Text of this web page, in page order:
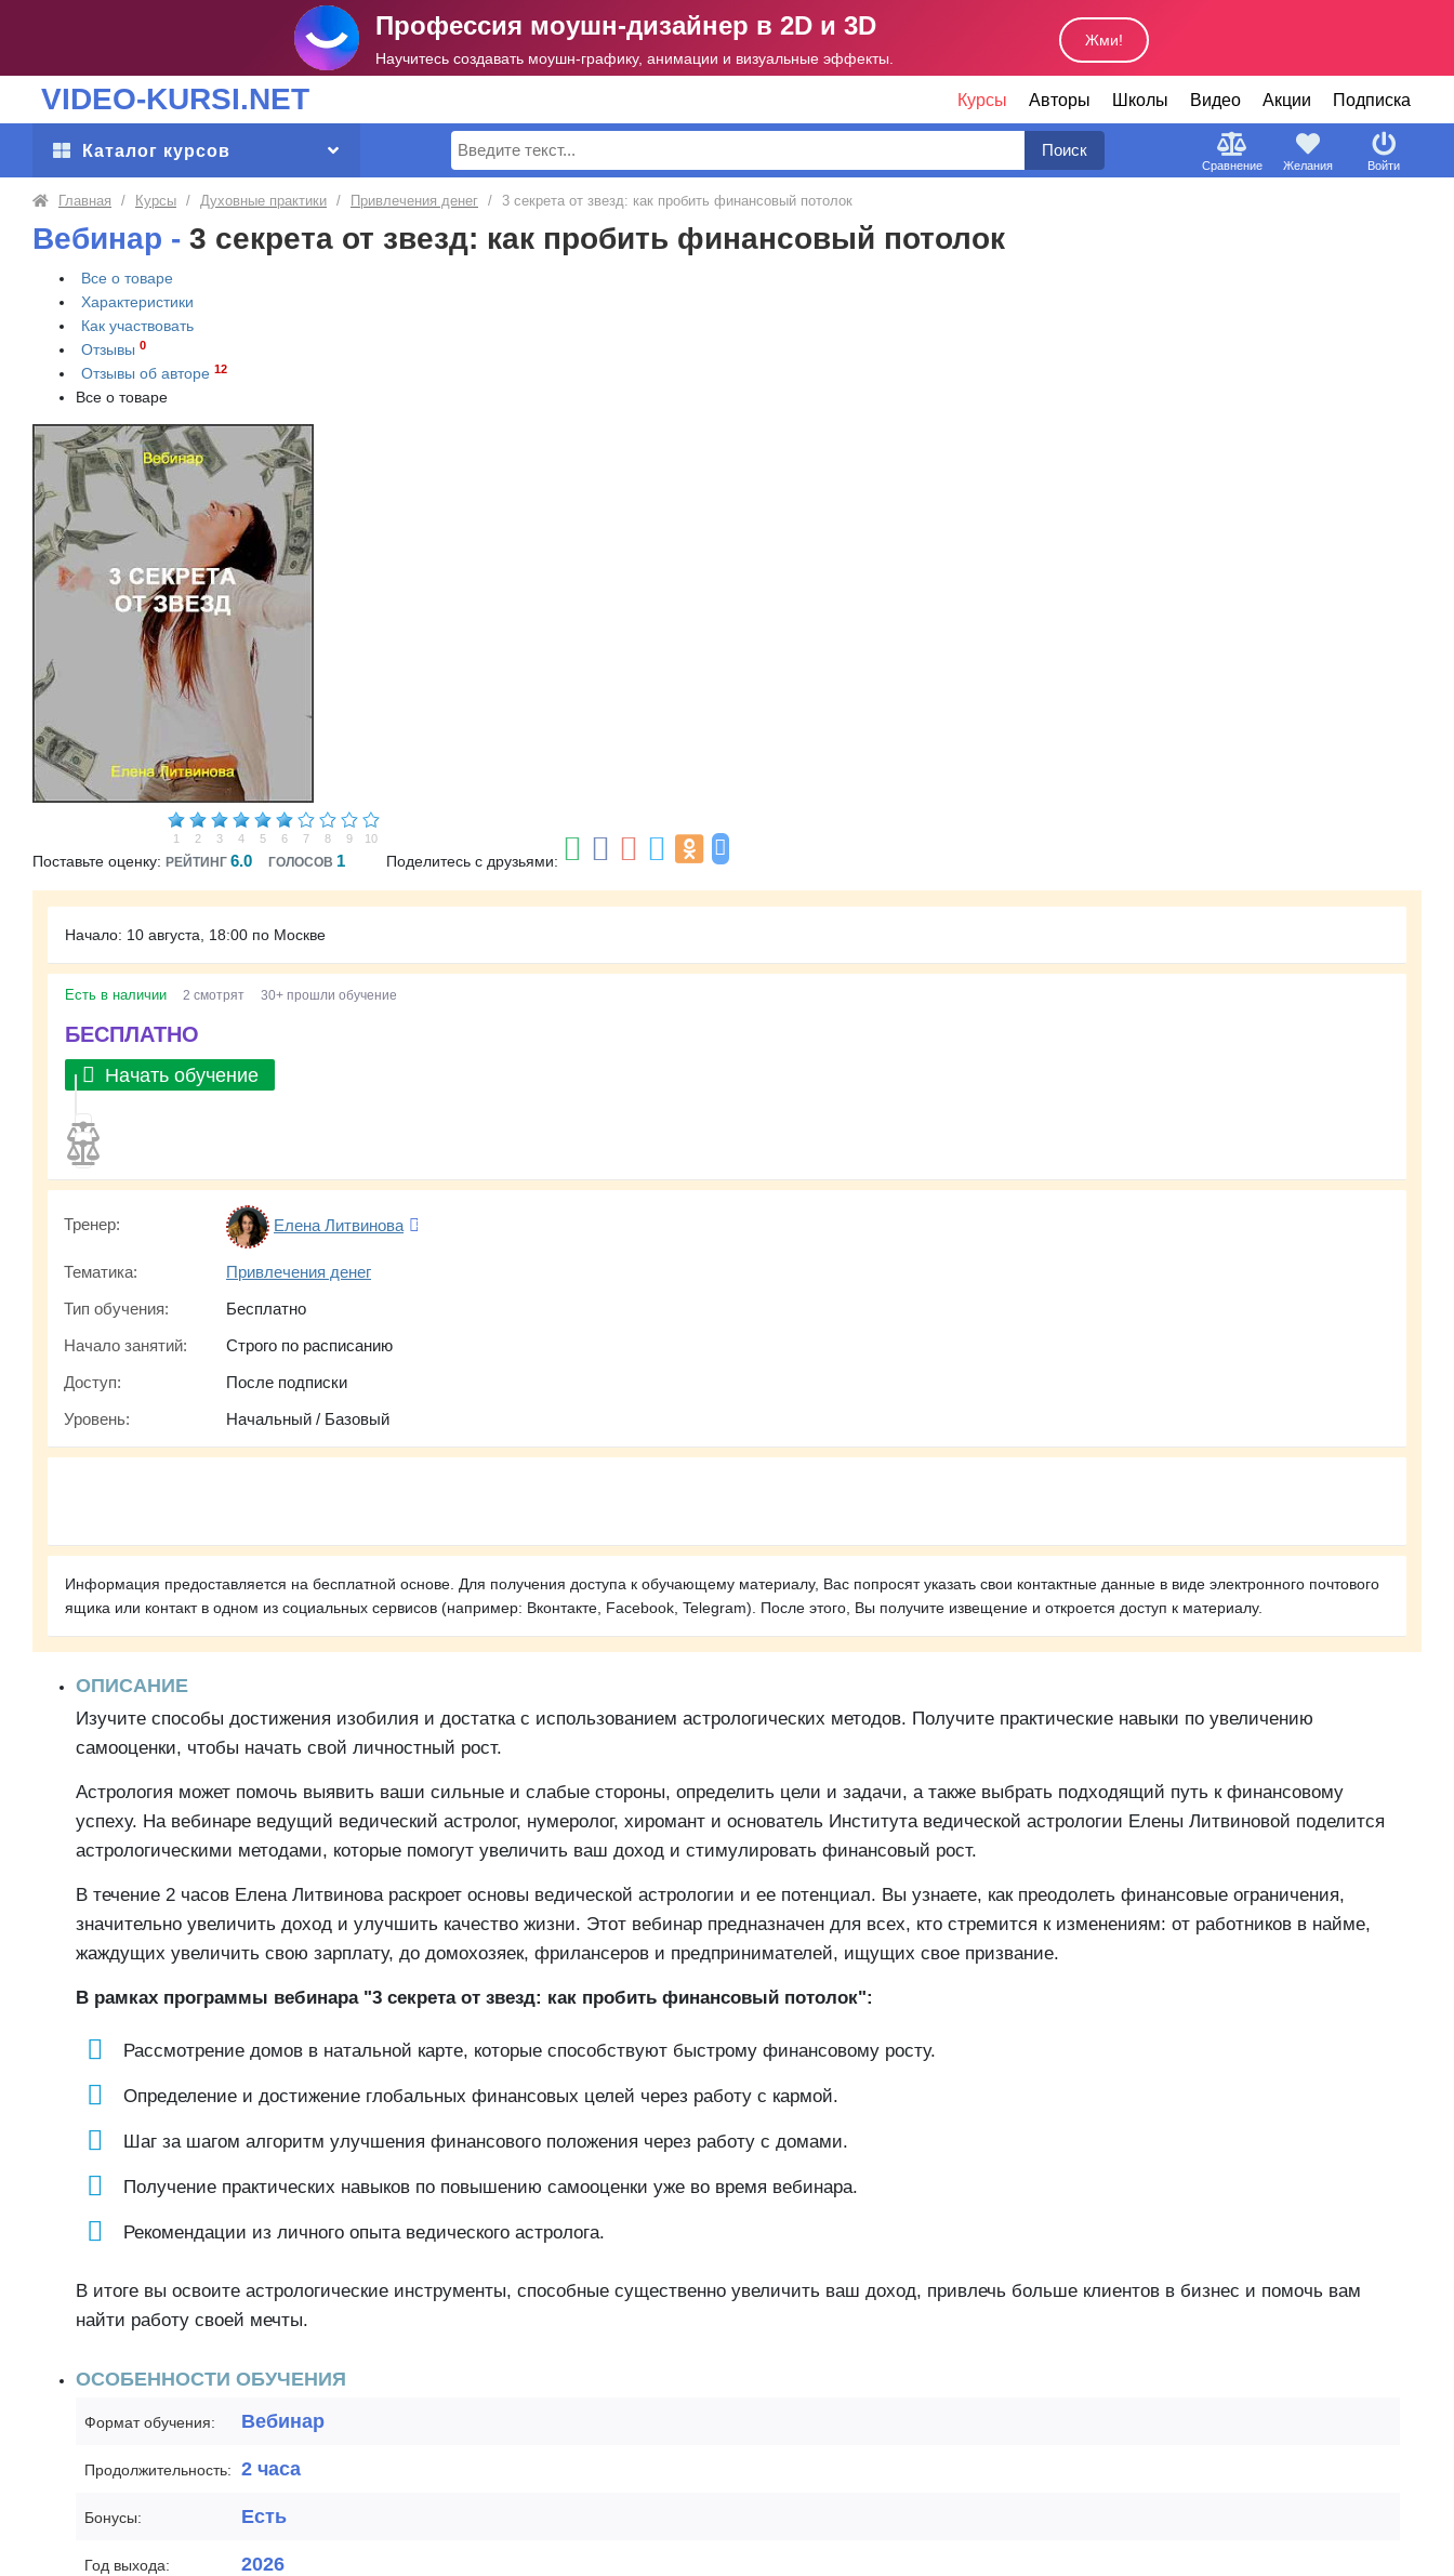
Профессия моушн-дизайнер в 2D и 3D
Научитесь создавать моушн-графику, анимации и визуальные эффекты.
Жми!
VIDEO-KURSI.NET Курсы Авторы Школы Видео Акции Подписка
Каталог курсов Поиск Поиск
Сравнение Желания Войти
Главная / Курсы / Духовные практики / Привлечения денег / 3 секрета от звезд: как пробить финансовый потолок
Вебинар - 3 секрета от звезд: как пробить финансовый потолок
Все о товаре
Характеристики
Как участвовать
Отзывы 0
Отзывы об авторе 12
Все о товаре
Поставьте оценку:
10
9
8
7
6
5
4
3
2
1
РЕЙТИНГ 6.0 ГОЛОСОВ 1 Поделитесь с друзьями:
Начало: 10 августа, 18:00 по Москве
Есть в наличии 2 смотрят 30+ прошли обучение
БЕСПЛАТНО
Начать обучение
Тренер: Елена Литвинова
Тематика:
Привлечения денег
Тип обучения:
Бесплатно
Начало занятий:
Строго по расписанию
Доступ:
После подписки
Уровень:
Начальный / Базовый
Информация предоставляется на бесплатной основе. Для получения доступа к обучающему материалу, Вас попросят указать свои контактные данные в виде электронного почтового
ящика или контакт в одном из социальных сервисов (например: Вконтакте, Facebook, Telegram). После этого, Вы получите извещение и откроется доступ к материалу.
ОПИСАНИЕ
Изучите способы достижения изобилия и достатка с использованием астрологических методов. Получите практические навыки по увеличению
самооценки, чтобы начать свой личностный рост.
Астрология может помочь выявить ваши сильные и слабые стороны, определить цели и задачи, а также выбрать подходящий путь к финансовому
успеху. На вебинаре ведущий ведический астролог, нумеролог, хиромант и основатель Института ведической астрологии Елены Литвиновой поделится
астрологическими методами, которые помогут увеличить ваш доход и стимулировать финансовый рост.
В течение 2 часов Елена Литвинова раскроет основы ведической астрологии и ее потенциал. Вы узнаете, как преодолеть финансовые ограничения,
значительно увеличить доход и улучшить качество жизни. Этот вебинар предназначен для всех, кто стремится к изменениям: от работников в найме,
жаждущих увеличить свою зарплату, до домохозяек, фрилансеров и предпринимателей, ищущих свое призвание.
В рамках программы вебинара "3 секрета от звезд: как пробить финансовый потолок":
Рассмотрение домов в натальной карте, которые способствуют быстрому финансовому росту.
Определение и достижение глобальных финансовых целей через работу с кармой.
Шаг за шагом алгоритм улучшения финансового положения через работу с домами.
Получение практических навыков по повышению самооценки уже во время вебинара.
Рекомендации из личного опыта ведического астролога.
В итоге вы освоите астрологические инструменты, способные существенно увеличить ваш доход, привлечь больше клиентов в бизнес и помочь вам
найти работу своей мечты.
ОСОБЕННОСТИ ОБУЧЕНИЯ
Формат обучения: Вебинар
Продолжительность: 2 часа
Бонусы: Есть
Год выхода: 2026